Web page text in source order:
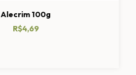
Alecrim 100g
R$4,69